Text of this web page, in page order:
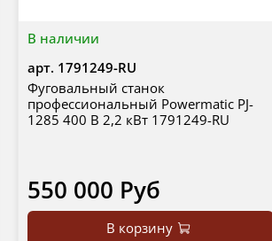
В наличии
арт. 1791249-RU
Фуговальный станок
профессиональный Powermatic PJ-
1285 400 В 2,2 кВт 1791249-RU
550 000 Руб
В корзину